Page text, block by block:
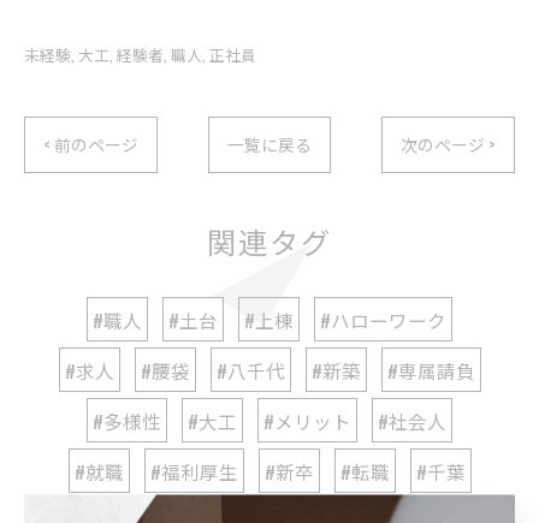
未経験 大工 経験者 職人 正社員
< 前のページ 一覧に戻る 次のページ >
関連タグ
#職人 #土台 #上棟
#ハローワーク
#求人
#腰袋 #八千代 #新築
#専属請負
#多様性
#大工 #メリット
#社会人
#就職
#福利厚生 #新卒 #転職
#千葉